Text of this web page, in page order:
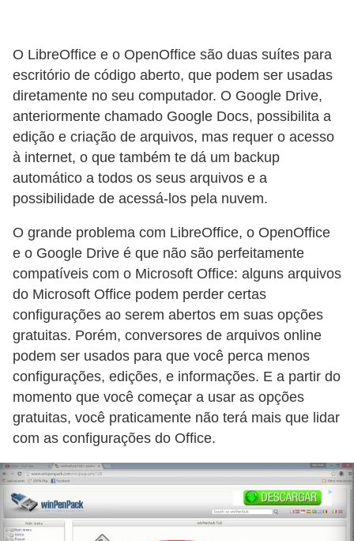
O LibreOffice e o OpenOffice são duas suítes para
escritório de código aberto, que podem ser usadas
diretamente no seu computador. O Google Drive,
anteriormente chamado Google Docs, possibilita a
edição e criação de arquivos, mas requer o acesso
à internet, o que também te dá um backup
automático a todos os seus arquivos e a
possibilidade de acessá-los pela nuvem.
O grande problema com LibreOffice, o OpenOffice
e o Google Drive é que não são perfeitamente
compatíveis com o Microsoft Office: alguns arquivos
do Microsoft Office podem perder certas
configurações ao serem abertos em suas opções
gratuitas. Porém, conversores de arquivos online
podem ser usados para que você perca menos
configurações, edições, e informações. E a partir do
momento que você começar a usar as opções
gratuitas, você praticamente não terá mais que lidar
com as configurações do Office.
o
r
g
a
n
i
z
ç
ã
o
V
í
d
e
o
s
T
V